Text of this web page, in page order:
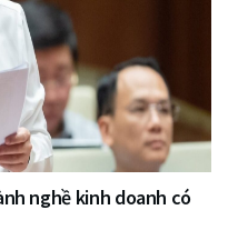
nghề kinh doanh có